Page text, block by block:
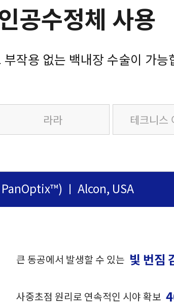
공수정체 사용
작용 없는 백내장 수술이 가능
라라 테크니스
ㅣ Alcon, USA
큰 동공에서 발생할 수 있는 빛 번짐
사중초점 원리로 연속적인 시야 확보